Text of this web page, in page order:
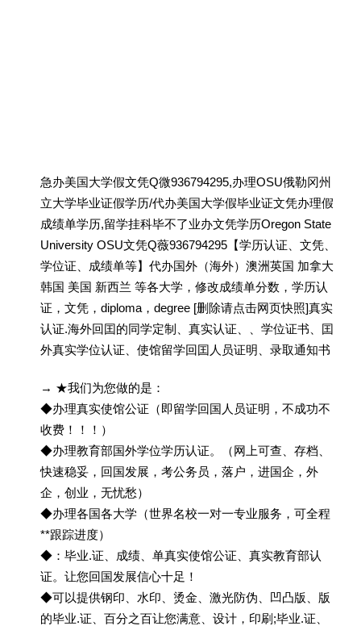
急办美国大学假文凭Q微936794295,办理OSU俄勒冈州
立大学毕业证假学历/代办美国大学假毕业证文凭办理假
成绩单学历,留学挂科毕不了业办文凭学历Oregon State
University OSU文凭Q薇936794295【学历认证、文凭、
学位证、成绩单等】代办国外（海外）澳洲英国 加拿大
韩国 美国 新西兰 等各大学，修改成绩单分数，学历认
证，文凭，diploma，degree [删除请点击网页快照]真实
认证.海外回囯的同学定制、真实认证、、学位证书、囯
外真实学位认证、使馆留学回囯人员证明、录取通知书
→ ★我们为您做的是：
◆办理真实使馆公证（即留学回国人员证明，不成功不
收费！！！）
◆办理教育部国外学位学历认证。（网上可查、存档、
快速稳妥，回国发展，考公务员，落户，进国企，外
企，创业，无忧愁）
◆办理各国各大学（世界名校一对一专业服务，可全程
**跟踪进度）
◆：毕业.证、成绩、单真实使馆公证、真实教育部认
证。让您回国发展信心十足！
◆可以提供钢印、水印、烫金、激光防伪、凹凸版、版
的毕业.证、百分之百让您满意、设计，印刷;毕业.证、